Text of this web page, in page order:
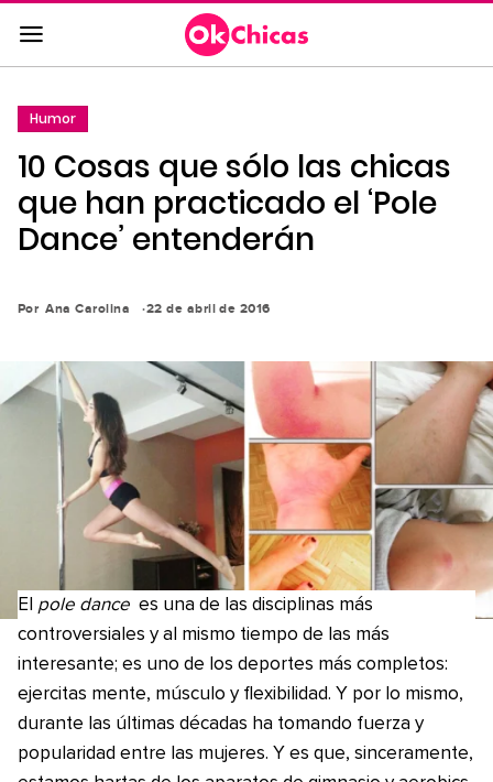
Saltar
al
contenido
la
navegación
principal
Humor
10 Cosas que sólo las chicas
que han practicado el ‘Pole
Dance’ entenderán
Por Ana Carolina 22 de abril de 2016
El pole dance es una de las disciplinas más
controversiales y al mismo tiempo de las más
interesante; es uno de los deportes más completos:
ejercitas mente, músculo y flexibilidad. Y por lo mismo,
durante las últimas décadas ha tomando fuerza y
popularidad entre las mujeres. Y es que, sinceramente,